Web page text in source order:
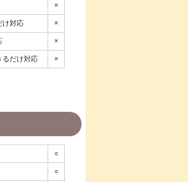
×
け対応 ×
×
るだけ対応 ×
○
○